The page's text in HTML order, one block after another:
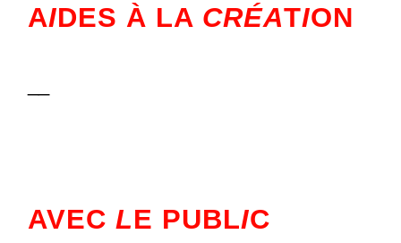
AIDES À LA CRÉATION
AVECLE PUBLIC